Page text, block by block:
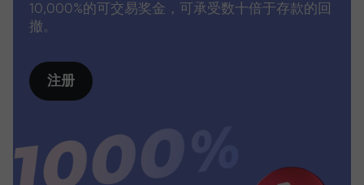
10,000%的可交易奖金，可承受数十倍于存款的回
撤。
注册